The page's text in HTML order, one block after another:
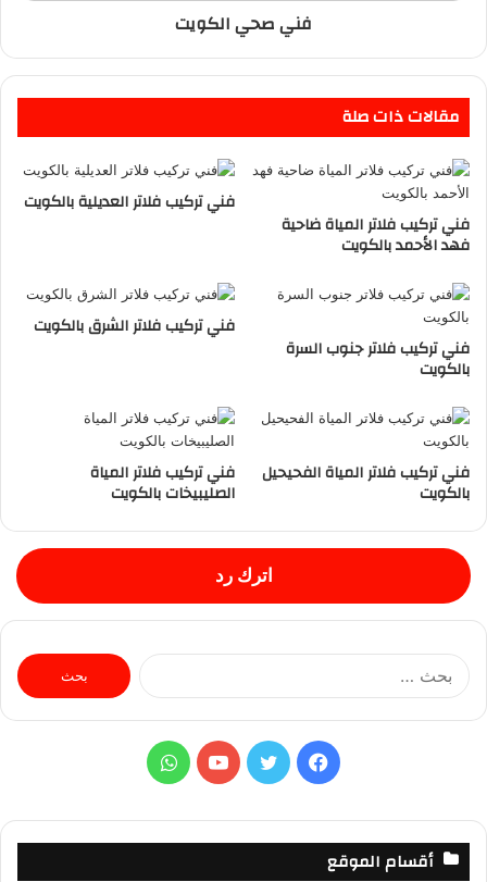
فني صحي الكويت
مقالات ذات صلة
فني تركيب فلاتر المياة ضاحية
فهد الأحمد بالكويت
فني تركيب فلاتر العديلية بالكويت
فني تركيب فلاتر جنوب السرة
بالكويت
فني تركيب فلاتر الشرق بالكويت
فني تركيب فلاتر المياة الفحيحيل
بالكويت
فني تركيب فلاتر المياة
الصليبيخات بالكويت
اترك رد
:
س
ي
ت
ت
أقسام الموقع